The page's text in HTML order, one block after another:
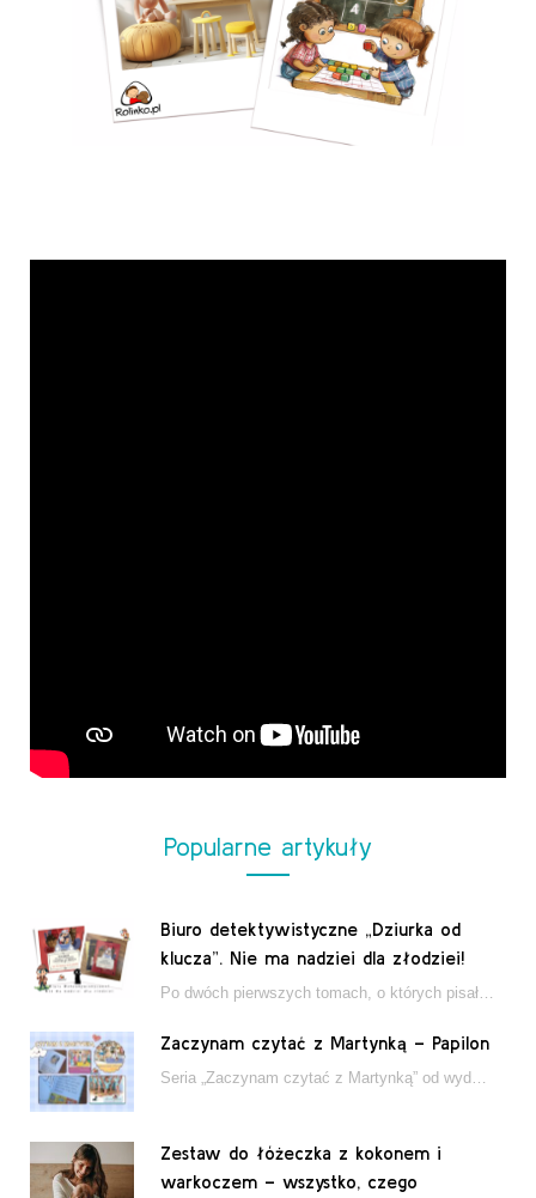
Popularne artykuły
Biuro detektywistyczne „Dziurka od
klucza”. Nie ma nadziei dla złodziei!
Zaczynam czytać z Martynką – Papilon
Zestaw do łóżeczka z kokonem i
warkoczem – wszystko, czego